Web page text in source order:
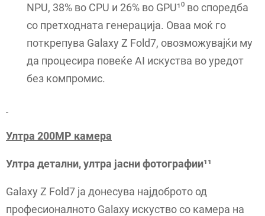
NPU, 38% во CPU и 26% во GPU¹⁰ во споредба
со претходната генерација. Оваа моќ го
поткрепува Galaxy Z Fold7, овозможувајќи му
да процесира повеќе AI искуства во уредот
без компромис.
Ултра 200MP камера
Ултра детални, ултра јасни фотографии¹¹
Galaxy Z Fold7 ја донесува најдоброто од
професионалното Galaxy искуство со камера на